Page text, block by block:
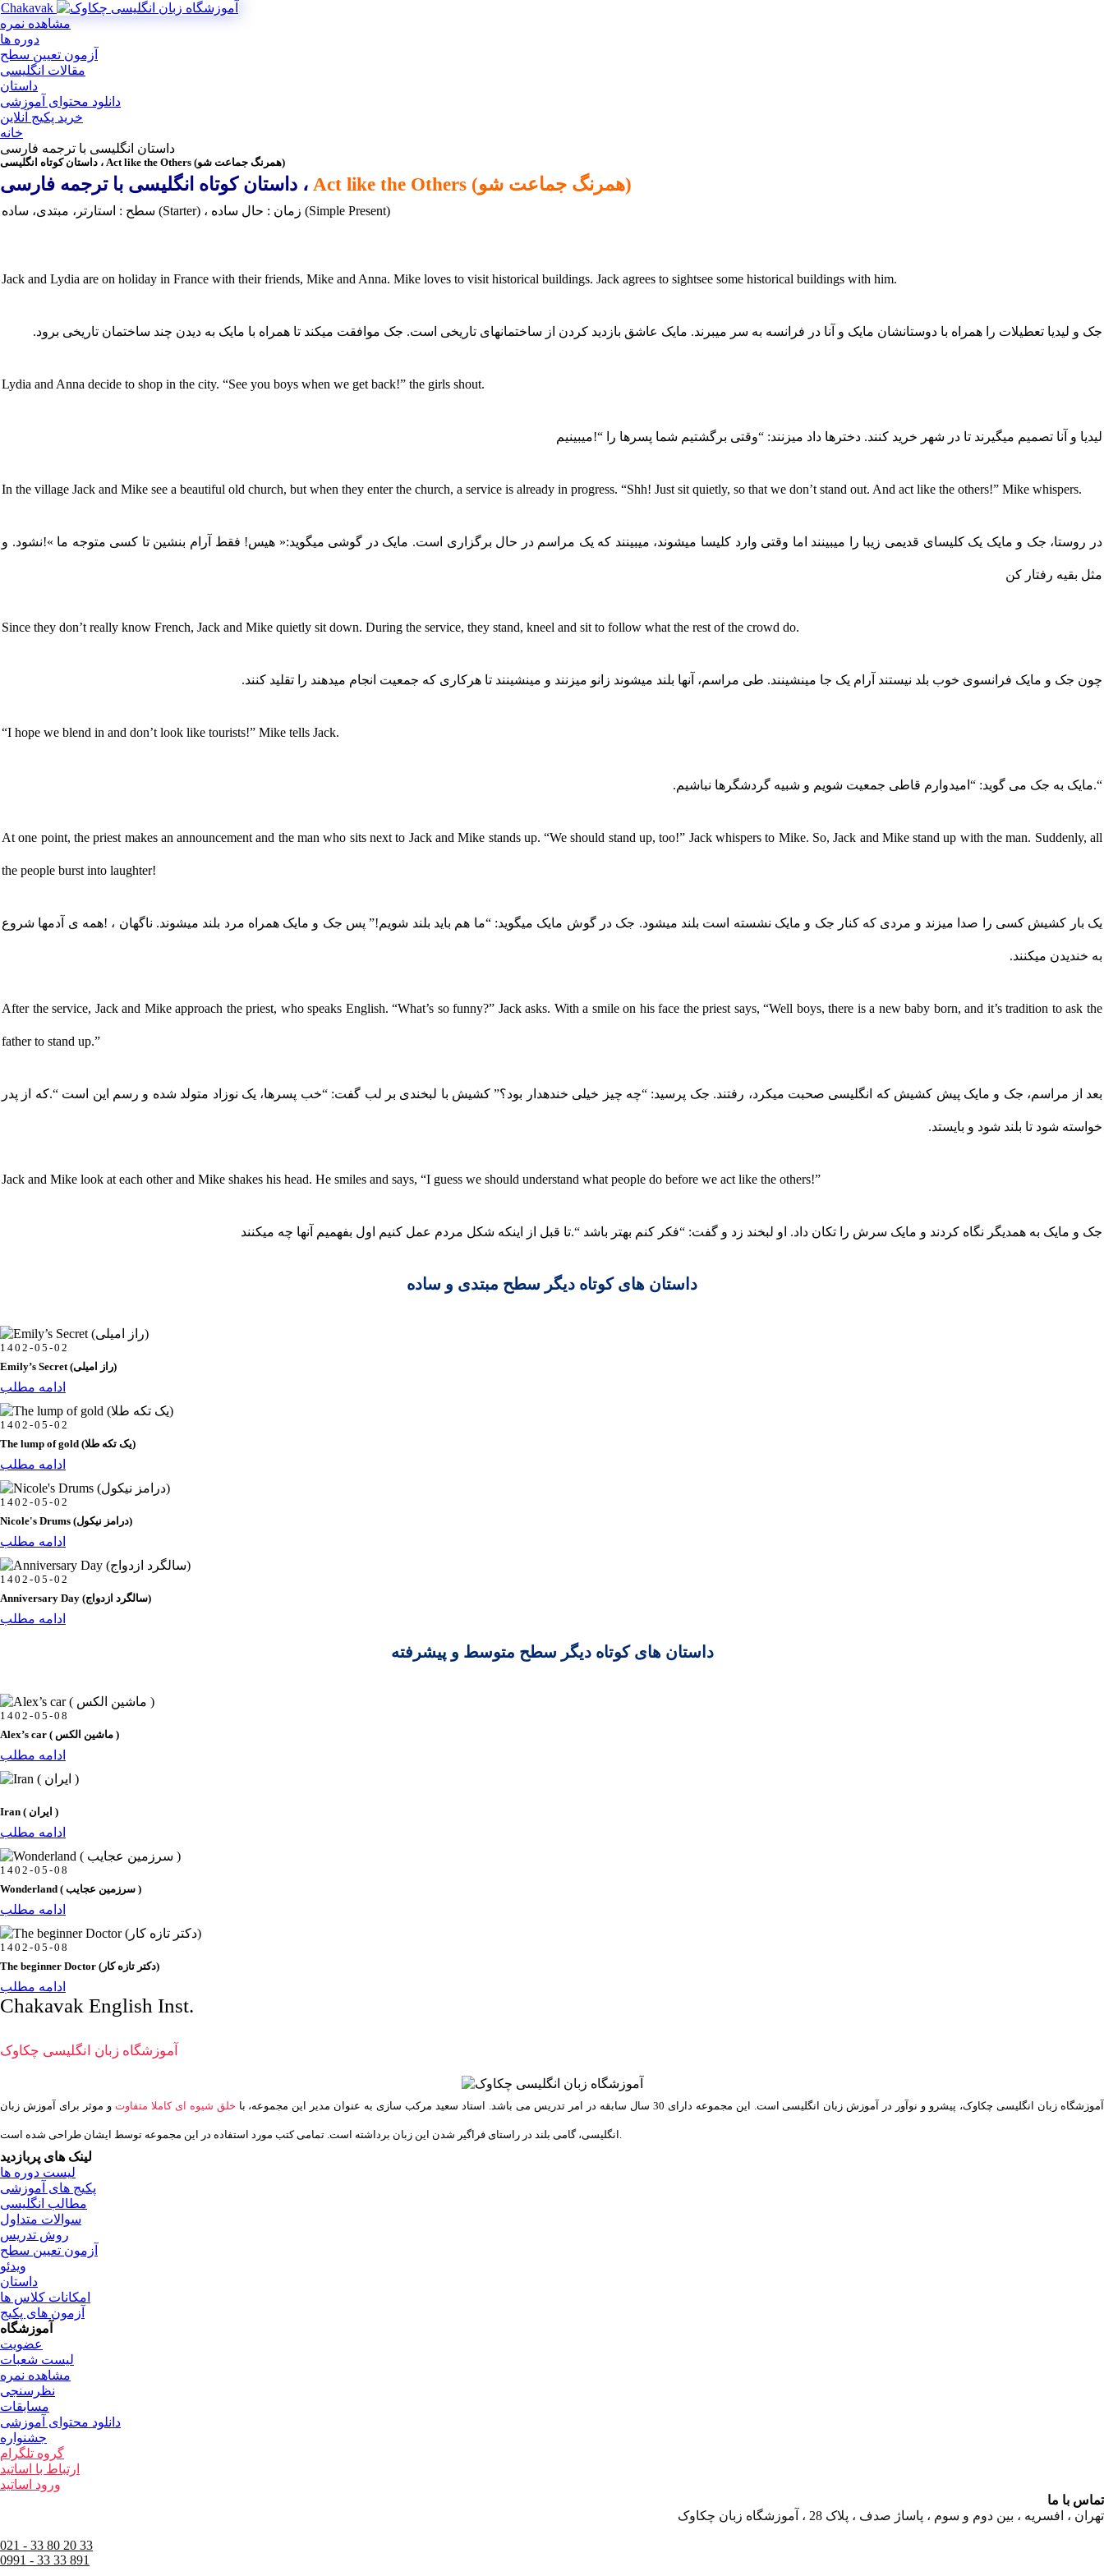
Chakavak
مشاهده نمره
دوره ها
آزمون تعیین سطح
مقالات انگلیسی
داستان
دانلود محتوای آموزشی
خرید پکیج آنلاین
خانه
داستان انگلیسی با ترجمه فارسی
داستان کوتاه انگلیسی ، Act like the Others (همرنگ جماعت شو)
داستان کوتاه انگلیسی با ترجمه فارسی ، Act like the Others (همرنگ جماعت شو)
سطح : استارتر، مبتدی، ساده (Starter) ، زمان : حال ساده (Simple Present)
Jack and Lydia are on holiday in France with their friends, Mike and Anna. Mike loves to visit historical buildings. Jack agrees to sightsee some historical buildings with him.
جک و لیدیا تعطیلات را همراه با دوستانشان مایک و آنا در فرانسه به سر میبرند. مایک عاشق بازدید کردن از ساختمانهای تاریخی است. جک موافقت میکند تا همراه با مایک به دیدن چند ساختمان تاریخی برود.
Lydia and Anna decide to shop in the city. “See you boys when we get back!” the girls shout.
لیدیا و آنا تصمیم میگیرند تا در شهر خرید کنند. دخترها داد میزنند: “وقتی برگشتیم شما پسرها را “!میبینیم
In the village Jack and Mike see a beautiful old church, but when they enter the church, a service is already in progress. “Shh! Just sit quietly, so that we don’t stand out. And act like the others!” Mike whispers.
در روستا، جک و مایک یک کلیسای قدیمی زیبا را میبینند اما وقتی وارد کلیسا میشوند، میبینند که یک مراسم در حال برگزاری است. مایک در گوشی میگوید:« هیس! فقط آرام بنشین تا کسی متوجه ما »!نشود. و
مثل بقیه رفتار کن
Since they don’t really know French, Jack and Mike quietly sit down. During the service, they stand, kneel and sit to follow what the rest of the crowd do.
چون جک و مایک فرانسوی خوب بلد نیستند آرام یک جا مینشینند. طی مراسم، آنها بلند میشوند زانو میزنند و مینشینند تا هرکاری که جمعیت انجام میدهند را تقلید کنند.
“I hope we blend in and don’t look like tourists!” Mike tells Jack.
“.مایک به جک می گوید: “امیدوارم قاطی جمعیت شویم و شبیه گردشگرها نباشیم.
At one point, the priest makes an announcement and the man who sits next to Jack and Mike stands up. “We should stand up, too!” Jack whispers to Mike. So, Jack and Mike stand up with the man. Suddenly, all
the people burst into laughter!
یک بار کشیش کسی را صدا میزند و مردی که کنار جک و مایک نشسته است بلند میشود. جک در گوش مایک میگوید: “ما هم باید بلند شویم!” پس جک و مایک همراه مرد بلند میشوند. ناگهان ، !همه ی آدمها شروع
به خندیدن میکنند.
After the service, Jack and Mike approach the priest, who speaks English. “What’s so funny?” Jack asks. With a smile on his face the priest says, “Well boys, there is a new baby born, and it’s tradition to ask the
father to stand up.”
بعد از مراسم، جک و مایک پیش کشیش که انگلیسی صحبت میکرد، رفتند. جک پرسید: “چه چیز خیلی خندهدار بود؟” کشیش با لبخندی بر لب گفت: “خب پسرها، یک نوزاد متولد شده و رسم این است “.که از پدر
خواسته شود تا بلند شود و بایستد.
Jack and Mike look at each other and Mike shakes his head. He smiles and says, “I guess we should understand what people do before we act like the others!”
جک و مایک به همدیگر نگاه کردند و مایک سرش را تکان داد. او لبخند زد و گفت: “فکر کنم بهتر باشد “.تا قبل از اینکه شکل مردم عمل کنیم اول بفهمیم آنها چه میکنند
داستان های کوتاه دیگر سطح مبتدی و ساده
1402-05-02
Emily’s Secret (راز امیلی)
ادامه مطلب
1402-05-02
The lump of gold (یک تکه طلا)
ادامه مطلب
1402-05-02
Nicole's Drums (درامز نیکول)
ادامه مطلب
1402-05-02
Anniversary Day (سالگرد ازدواج)
ادامه مطلب
داستان های کوتاه دیگر سطح متوسط و پیشرفته
1402-05-08
Alex’s car ( ماشین الکس )
ادامه مطلب
Iran ( ایران )
ادامه مطلب
1402-05-08
Wonderland ( سرزمین عجایب )
ادامه مطلب
1402-05-08
The beginner Doctor (دكتر تازه كار)
ادامه مطلب
Chakavak English Inst.
آموزشگاه زبان انگلیسی چکاوک
آموزشگاه زبان انگلیسی چکاوک، پیشرو و نوآور در آموزش زبان انگلیسی است. این مجموعه دارای 30 سال سابقه در امر تدریس می باشد. استاد سعید مرکب سازی به عنوان مدیر این مجموعه، با خلق شیوه ای کاملا متفاوتو موثر برای آموزش زبان
انگلیسی، گامی بلند در راستای فراگیر شدن این زبان برداشته است. تمامی کتب مورد استفاده در این مجموعه توسط ایشان طراحی شده است.
لینک های پربازدید
لیست دوره ها
پکیج های آموزشی
مطالب انگلیسی
سوالات متداول
روش تدریس
آزمون تعیین سطح
ویدئو
داستان
امکانات کلاس ها
آزمون های پکیج
آموزشگاه
عضویت
لیست شعبات
مشاهده نمره
نظرسنجی
مسابقات
دانلود محتوای آموزشی
جشنواره
گروه تلگرام
ارتباط با اساتید
ورود اساتید
تماس با ما
تهران ، افسریه ، بین دوم و سوم ، پاساژ صدف ، پلاک 28 ، آموزشگاه زبان چکاوک
021 - 33 80 20 33
0991 - 33 33 891